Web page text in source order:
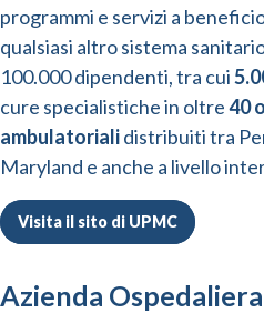
programmi e servizi a
qualsiasi altro sistema
100.000 dipendenti, tra cui
cure specialistiche in oltre40
ambulatorialidistribuiti tra
Maryland e anche a livello
Visita il sito di UPMC
Azienda